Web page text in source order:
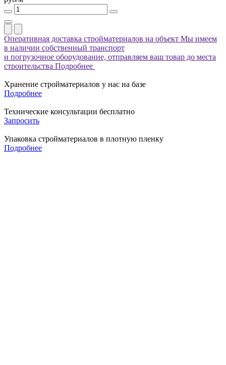
Оперативная доставка стройматериалов на объект Мы имеем
в наличии собственный транспорт
и погрузочное оборудование, отправляем ваш товар до места
строительства Подробнее
Хранение стройматериалов у нас на базе
Подробнее
Технические консультации бесплатно
Запросить
Упаковка стройматериалов в плотную пленку
Подробнее